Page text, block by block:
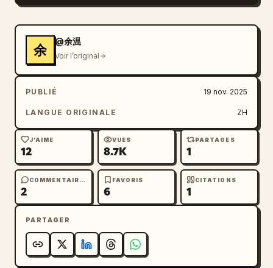
余
@余温
Voir l’original
PUBLIÉ 19 nov. 2025
LANGUE ORIGINALE ZH
J’AIME
12
VUES
8.7K
PARTAGES
1
COMMENTAIRES
2
FAVORIS
6
CITATIONS
1
PARTAGER